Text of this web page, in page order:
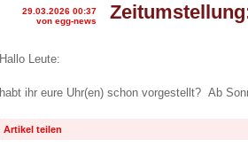
29.03.2026 00:37
von egg-news
Hallo Leute:
habt ihr eure Uhr(en) schon vorgestellt? Ab
Artikel teilen